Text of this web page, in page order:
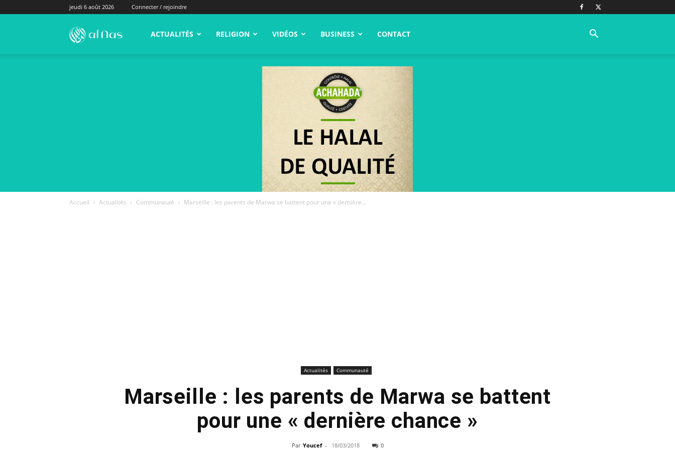
jeudi 6 août 2026 Connecter / rejoindre
alNas.fr ACTUALITÉS RELIGION VIDÉOS BUSINESS CONTACT
Accueil Actualités Communauté Marseille : les parents de Marwa se battent pour une « dernière...
Actualités Communauté
Marseille : les parents de Marwa se battent
pour une « dernière chance »
Par Youcef - 18/03/2018 0